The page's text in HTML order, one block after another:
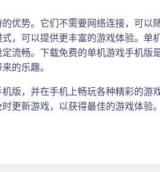
优势。它们不需要网络连接，可以
，可以提供更丰富的游戏体验。单
流畅。下载免费的单机游戏手机版
的乐趣。
版，并在手机上畅玩各种精彩的游戏
更新游戏，以获得最佳的游戏体验